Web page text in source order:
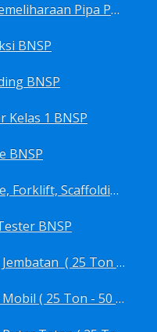
Sertifikasi Operasi Dan Pemeliharaan Pipa Penyalur BNSP
BNSP
BNSP
1 BNSP
BNSP
Sertifikasi Operator Crane, Forklift, Scaffolding/Scaffolder, Boiler, Rigger BNSP
BNSP
Sertifikasi Operator Kran Jembatan ( 25 Ton - 50 Ton - > 50 ) BNSP
Sertifikasi Operator Kran Mobil ( 25 Ton - 50 Ton - > 50 ) BNSP